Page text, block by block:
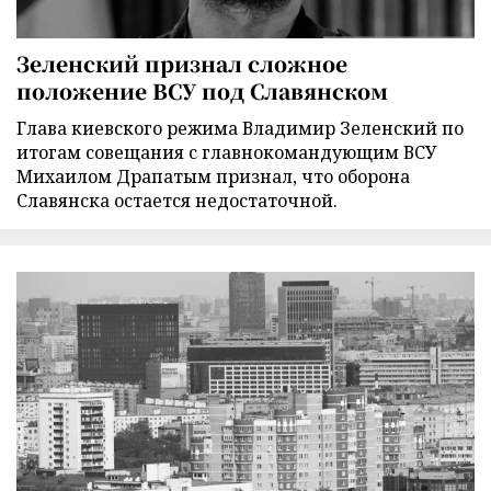
Зеленский признал сложное
положение ВСУ под Славянском
Глава киевского режима Владимир Зеленский по
итогам совещания с главнокомандующим ВСУ
Михаилом Драпатым признал, что оборона
Славянска остается недостаточной.